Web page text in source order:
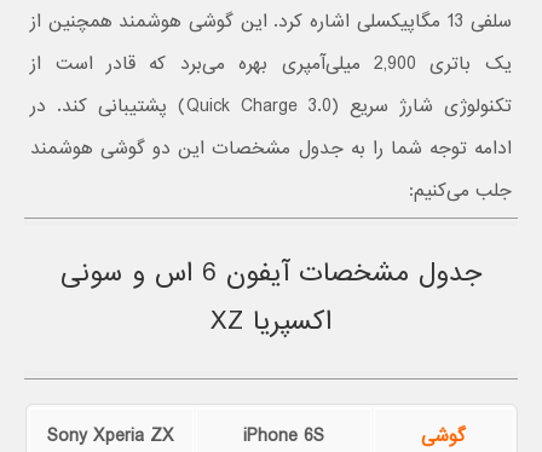
سلفی 13 مگاپیکسلی اشاره کرد. این گوشی هوشمند همچنین از
یک باتری 2,900 میلی‌آمپری بهره می‌برد که قادر است از
تکنولوژی شارژ سریع (Quick Charge 3.0) پشتیبانی کند. در
ادامه توجه شما را به جدول مشخصات این دو گوشی هوشمند
جلب می‌کنیم:
جدول مشخصات آیفون 6 اس و سونی
اکسپریا XZ
گوشی iPhone 6S
Sony Xperia ZX